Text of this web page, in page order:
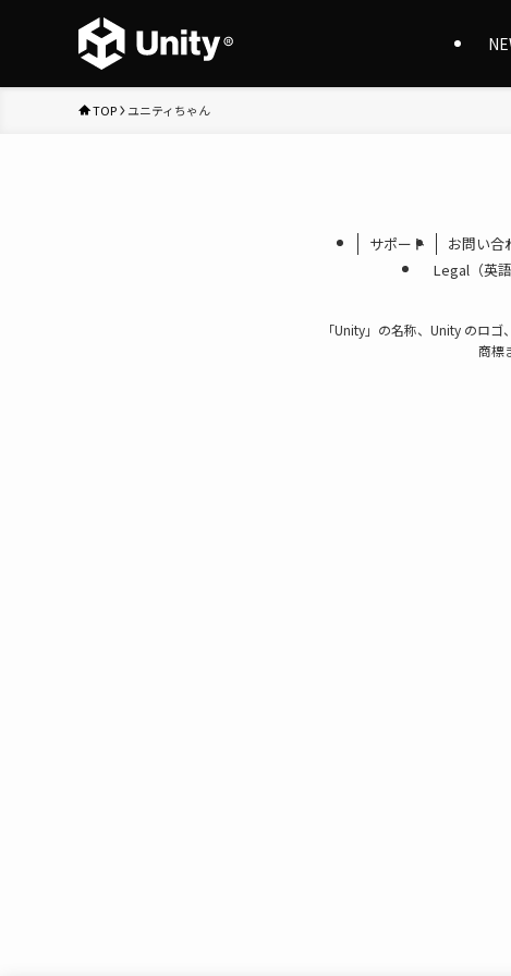
TOP ユニティちゃん
サポート お問い合
Legal（英
「Unity」の名称、Unity のロ
商標